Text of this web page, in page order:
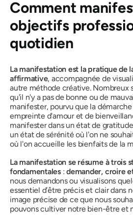
Comment
objectifs
quotidien
La manifestation est la pratique de
affirmative, accompagnée de
autre méthode créative. Nombreux
qu'il n'y a pas de bonne ou de
manifester, pourvu que la
empreinte d'amour et de
manifester dans un état de
un état de sérénité où l'on ne
où l'on accueille les bienfaits de la
La manifestation se résume à trois
fondamentales:demander, croire
nous demandons ou visualisons
essentiel d’être précis et clair dans
image précise de ce que nous
pouvons cultiver notre bien-être et